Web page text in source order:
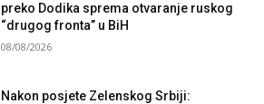
preko Dodika sprema otvaranje ruskog
“drugog fronta” u BiH
08/08/2026
Nakon posjete Zelenskog Srbiji: